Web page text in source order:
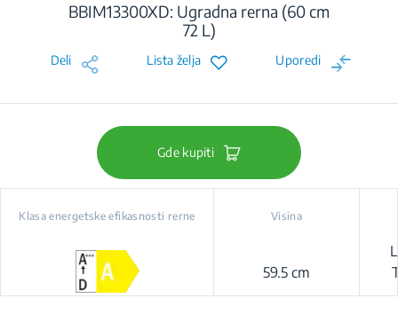
BBIM13300XD: Ugradna rerna (60 cm
72 L)
Deli Lista želja Uporedi
Gde kupiti
Klasa energetske efikasnosti rerne Visina
59.5 cm